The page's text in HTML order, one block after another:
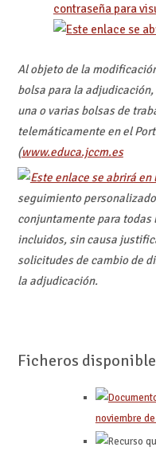
contraseña para
Al objeto de la
bolsa para la
una o varias bolsas de
telemáticamente en el
(www.educa.jccm.es
seguimiento
conjuntamente para todas
incluidos, sin causa
solicitudes de cambio de
la adjudicación.
Ficheros
noviembre